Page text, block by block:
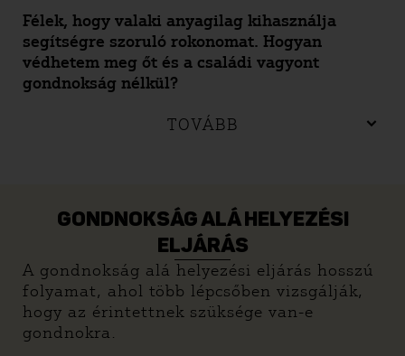
Félek, hogy valaki anyagilag kihasználja
segítségre szoruló rokonomat. Hogyan
védhetem meg őt és a családi vagyont
gondnokság nélkül?
TOVÁBB
GONDNOKSÁG ALÁ HELYEZÉSI
ELJÁRÁS
A gondnokság alá helyezési eljárás hosszú
folyamat, ahol több lépcsőben vizsgálják,
hogy az érintettnek szüksége van-e
gondnokra.